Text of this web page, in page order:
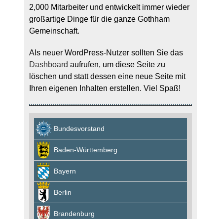
2,000 Mitarbeiter und entwickelt immer wieder
großartige Dinge für die ganze Gothham
Gemeinschaft.
Als neuer WordPress-Nutzer sollten Sie das
Dashboard aufrufen, um diese Seite zu
löschen und statt dessen eine neue Seite mit
Ihren eigenen Inhalten erstellen. Viel Spaß!
Bundesvorstand
Baden-Württemberg
Bayern
Berlin
Brandenburg